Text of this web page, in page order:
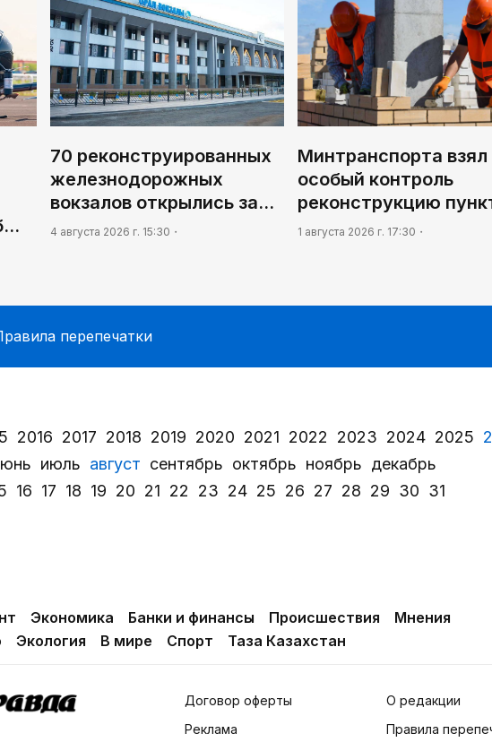
70 реконструированных
железнодорожных
вокзалов открылись за…
4 августа 2026 г. 15:30
Минтранспорта взял
особый контроль
реконструкцию
1 августа 2026 г. 17:30
перепечатки
2016 2017 2018 2019 2020 2021 2022 2023 2024 2025
июль август сентябрь октябрь ноябрь декабрь
16 17 18 19 20 21 22 23 24 25 26 27 28 29 30 31
Экономика Банки и финансы Происшествия
Мнения
Экология В мире Спорт Таза Казахстан
Договор оферты
Реклама
О редакции
Правила